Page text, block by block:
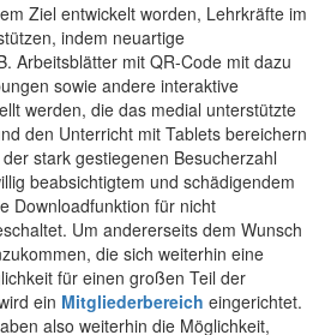
Ziel entwickelt worden, Lehrkräfte im
indem neuartige
Arbeitsblätter mit QR-Code mit dazu
sowie andere interaktive
werden, die das medial unterstützte
den Unterricht mit Tablets bereichern
stark gestiegenen Besucherzahl
beabsichtigtem und schädigendem
Downloadfunktion für nicht
Um andererseits dem Wunsch
die sich weiterhin eine
für einen großen Teil der
ein Mitgliederbereich eingerichtet.
also weiterhin die Möglichkeit,